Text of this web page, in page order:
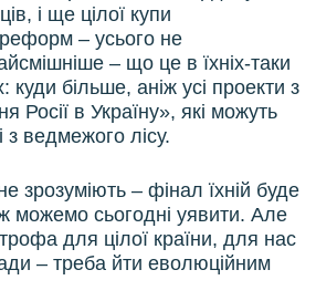
і ще цілої купи
– усього не
– що це в їхніх-таки
куди більше, аніж усі проекти з
Росії в Україну», які можуть
з ведмежого лісу.
зрозуміють – фінал їхній буде
можемо сьогодні уявити. Але
для цілої країни, для нас
– треба йти еволюційним